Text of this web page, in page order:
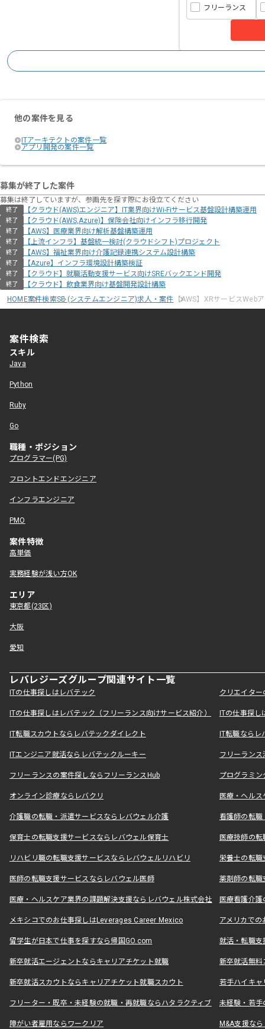
フリーランス
他の案件を見る
ITアーキテクトの案件一覧
アプリ開発の案件一覧
募集が終了した案件
募集は終了していますが、参画先を探す際にお役立てください
終了 【クラウド(AWS)エンジニア】IT業界向けWi-Fiサービス基盤設計構築運用
終了 【クラウド(AWS,Azure)】保険会社向けインフラ移行開発
終了 【AWS】医療業界向け解析基盤構築運用
終了 【上流インフラ】基盤統一検討(クラウドシフト)プロジェクト
終了 【AWS】福祉業界向け介護記録連携システム設計構築
終了 【Azure】インフラ環境設計構築検証
終了 【クラウド】就職活動支援サービス向けSREバックエンド開発
終了
【クラウド】飲食業界向け基盤開発設計構築
HOME案件検索SE (システムエンジニア)求人・案件 【AWS】XRサービスWeb
案件検索
スキル
Java
Python
Ruby
Go
職種・ポジション
プログラマー(PG)
フロントエンドエンジニア
インフラエンジニア
PMO
案件特徴
高単価
実務経験が浅い方OK
エリア
東京都(23区)
大阪
愛知
レバレジーズグループ関連サイト一覧
ITの仕事探しはレバテック クリエイタ
ITの仕事探しはレバテック（フリーランス向けサービス紹介） ITの仕事探
IT転職スカウトならレバテックダイレクト IT転職なら
ITエンジニア就活ならレバテックルーキー フリーラン
フリーランスの案件探しならフリーランスHub プログラミ
オンライン診療ならレバクリ 医療・ヘル
介護職の転職・派遣サービスならレバウェル介護 看護師の転
保育士の転職支援サービスならレバウェル保育士 医療技師の
リハビリ職の転職支援サービスならレバウェルリハビリ 栄養士の転
医師の転職支援サービスならレバウェル医師 薬剤師の転
医療・ヘルスケア業界の課題解決支援ならレバウェル株式会社 医療看護介
メキシコでのお仕事探しはLeverages Career Mexico アメリカで
留学生が日本で仕事を探すなら帰国GO.com 就活・転職
新卒就活エージェントならキャリアチケット就職 新卒就活無料
新卒就活スカウトならキャリアチケット就職スカウト 若手ハイキ
フリーター・既卒・未経験の就職・再就職ならハタラクティブ 未経験・若手
障がい者雇用ならワークリア M&A支援な